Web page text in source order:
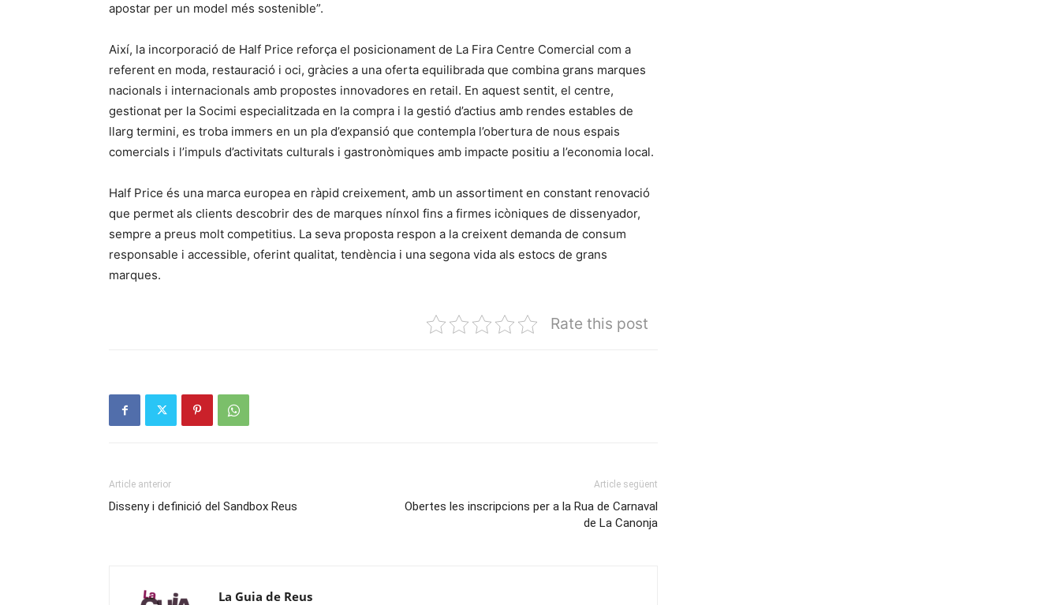
apostar per un model més sostenible”.
Així, la incorporació de Half Price reforça el posicionament de La Fira Centre Comercial com a
referent en moda, restauració i oci, gràcies a una oferta equilibrada que combina grans marques
nacionals i internacionals amb propostes innovadores en retail. En aquest sentit, el centre,
gestionat per la Socimi especialitzada en la compra i la gestió d’actius amb rendes estables de
llarg termini, es troba immers en un pla d’expansió que contempla l’obertura de nous espais
comercials i l’impuls d’activitats culturals i gastronòmiques amb impacte positiu a l’economia local.
Half Price és una marca europea en ràpid creixement, amb un assortiment en constant renovació
que permet als clients descobrir des de marques nínxol fins a firmes icòniques de dissenyador,
sempre a preus molt competitius. La seva proposta respon a la creixent demanda de consum
responsable i accessible, oferint qualitat, tendència i una segona vida als estocs de grans
marques.
Rate this post
Article anterior
Disseny i definició del Sandbox Reus
Article següent
Obertes les inscripcions per a la Rua de Carnaval
de La Canonja
La Guia de Reus